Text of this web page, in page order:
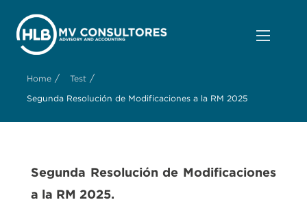
Home / Test /
Segunda Resolución de Modificaciones a la RM 2025
Segunda Resolución de Modificaciones
a la RM 2025.